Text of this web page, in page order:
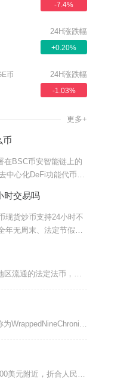
-7.4%
24H涨跌幅
+0.20%
币 24H涨跌幅
-1.03%
更多+
币
在BSC币安智能链上的
中心化DeFi功能代币，
时交易吗
现货炒币支持24小时不
年无周末、法定节假日
TWD主流指代新台币，是中国台湾地区流通的法定法币，同时在币圈语境下存在同名加密代币THE
WNCG是WrappedNCG的简称，全称为WrappedNineChroniclesGo
当前比特币现货成交价格维持在65500美元附近，折合人民币约44.5万元一枚，日内小幅走高